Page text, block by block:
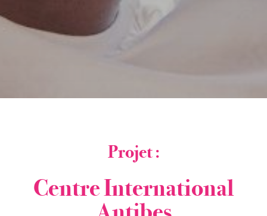
Projet :
Centre International